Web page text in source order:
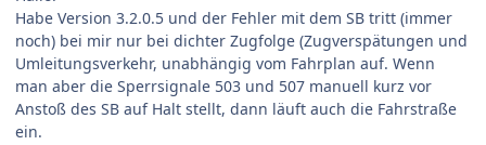
Habe Version 3.2.0.5 und der Fehler mit dem SB tritt (immer
noch) bei mir nur bei dichter Zugfolge (Zugverspätungen und
Umleitungsverkehr, unabhängig vom Fahrplan auf. Wenn
man aber die Sperrsignale 503 und 507 manuell kurz vor
Anstoß des SB auf Halt stellt, dann läuft auch die Fahrstraße
ein.